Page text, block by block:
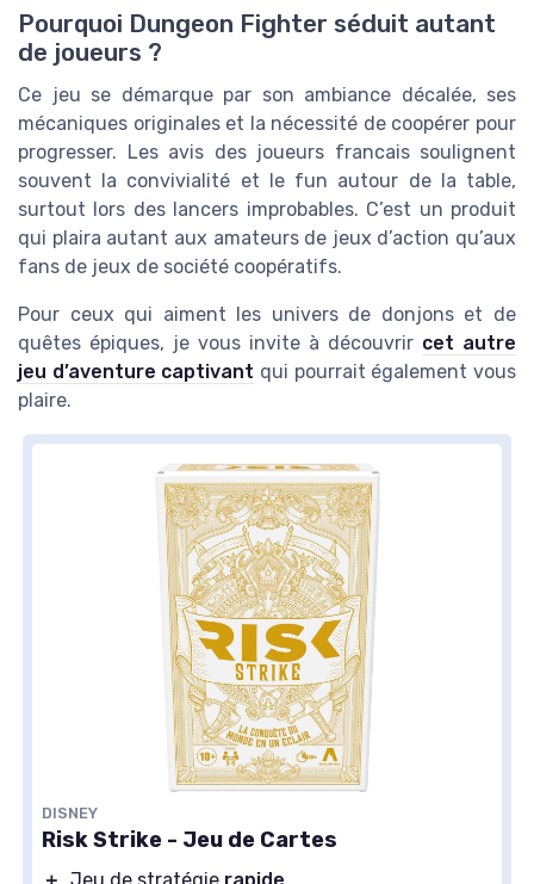
Pourquoi Dungeon Fighter séduit autant
de joueurs ?
Ce jeu se démarque par son ambiance décalée, ses
mécaniques originales et la nécessité de coopérer pour
progresser. Les avis des joueurs francais soulignent
souvent la convivialité et le fun autour de la table,
surtout lors des lancers improbables. C’est un produit
qui plaira autant aux amateurs de jeux d’action qu’aux
fans de jeux de société coopératifs.
Pour ceux qui aiment les univers de donjons et de
quêtes épiques, je vous invite à découvrir cet autre
jeu d’aventure captivant qui pourrait également vous
plaire.
DISNEY
Risk Strike - Jeu de Cartes
＋ Jeu de stratégie rapide